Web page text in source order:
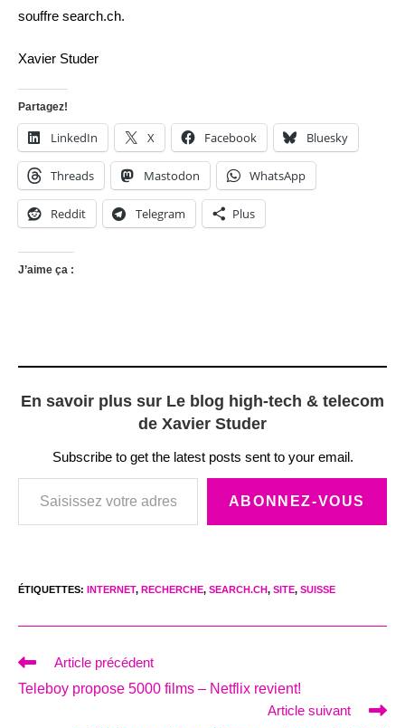
souffre search.ch.
Xavier Studer
Partagez!
LinkedIn X Facebook Bluesky
Threads Mastodon WhatsApp
Reddit Telegram Plus
J’aime ça :
En savoir plus sur Le blog high-tech & telecom
de Xavier Studer
Subscribe to get the latest posts sent to your email.
Saisissez votre adresse e-mail…
ABONNEZ-VOUS
ÉTIQUETTES: INTERNET, RECHERCHE, SEARCH.CH, SITE, SUISSE
Read
articles
Article précédent
Teleboy propose 5000 films – Netflix revient!
Article suivant